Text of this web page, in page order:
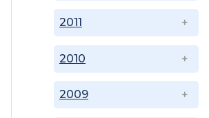
2009
2010
2011